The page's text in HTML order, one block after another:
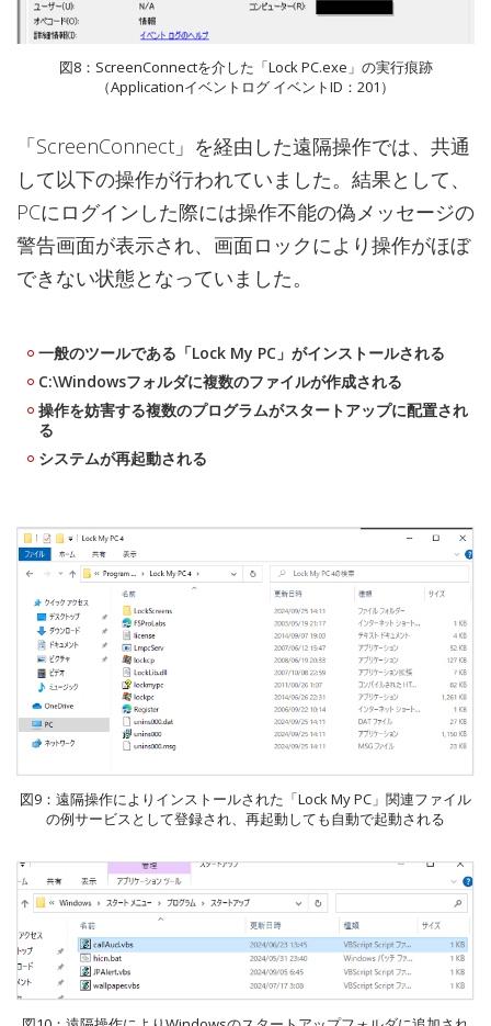
図8：ScreenConnectを介した「Lock PC.exe」の実行痕跡
（Applicationイベントログ イベントID：201）
「ScreenConnect」を経由した遠隔操作では、共通
して以下の操作が行われていました。結果として、
PCにログインした際には操作不能の偽メッセージの
警告画面が表示され、画面ロックにより操作がほぼ
できない状態となっていました。
一般のツールである「Lock My PC」がインストールされる
C:\Windowsフォルダに複数のファイルが作成される
操作を妨害する複数のプログラムがスタートアップに配置され
る
システムが再起動される
図9：遠隔操作によりインストールされた「Lock My PC」関連ファイル
の例サービスとして登録され、再起動しても自動で起動される